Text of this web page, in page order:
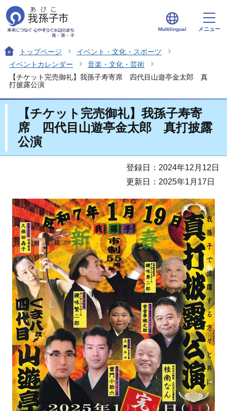
Multilingual メニュー
トップページ
イベント・文化・スポーツ
イベントカレンダー
音楽・文化・芸術
【チケット完売御礼】我孫子寿寄席 四代目山遊亭金太郎 真
打披露公演
【チケット完売御礼】我孫子寿寄
席 四代目山遊亭金太郎 真打披露
公演
登録日：2024年12月12日
更新日：2025年1月17日